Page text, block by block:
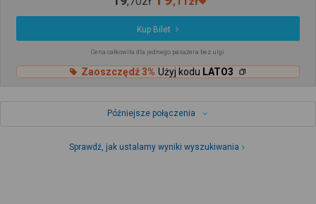
Kup Bilet
Cena całkowita dla jednego pasażera bez ulgi
Zaoszczędź 3% Użyj kodu LATO3
Późniejsze połączenia
Sprawdź, jak ustalamy wyniki wyszukiwania